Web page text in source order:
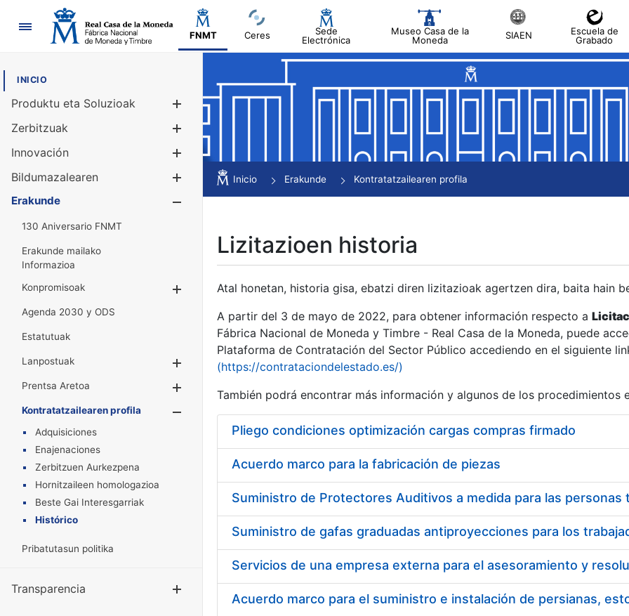
Nabigazioa
FNMT Ceres
Sede
Electrónica
Museo Casa de la
Moneda
SIAEN
Escuela de
Grabado
INICIO
Produktu eta Soluzioak
Erakutsi/Ezkutatu
Zerbitzuak
Innovación
Bildumazalearen
Erakutsi/Ezkutatu
Erakunde
130 Aniversario FNMT
Erakunde mailako
Informazioa
Konpromisoak
Erakutsi/Ezkutatu
Agenda 2030 y ODS
Estatutuak
Lanpostuak
Erakutsi/Ezkutatu
Prentsa Aretoa
Erakutsi/Ezkutatu
Kontratatzailearen profila
Erakutsi/Ezkutatu
Adquisiciones
Enajenaciones
Zerbitzuen Aurkezpena
Hornitzaileen homologazioa
Beste Gai Interesgarriak
Histórico
Pribatutasun politika
Transparencia Erakutsi/Ezkutatu
Inicio Erakunde Kontratatzailearen profila
Lizitazioen historia
Atal honetan, historia gisa, ebatzi diren lizitazioak agertzen dira, baita hain
A partir del 3 de mayo de 2022, para obtener información respecto a
Fábrica Nacional de Moneda y Timbre - Real Casa de la Moneda, puede
Plataforma de Contratación del Sector Público accediendo en el siguiente
(https://contrataciondelestado.es/)
También podrá encontrar más información y algunos de los procedimientos
Pliego condiciones optimización cargas compras firmado
Acuerdo marco para la fabricación de piezas
Acuerdo marco para el suministro e instalación de persianas,